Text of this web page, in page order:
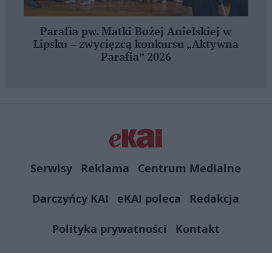
Parafia pw. Matki Bożej Anielskiej w
Lipsku – zwycięzcą konkursu „Aktywna
Parafia” 2026
Serwisy Reklama
Centrum Medialne
Darczyńcy KAI
eKAI poleca
Redakcja
Polityka prywatności
Kontakt